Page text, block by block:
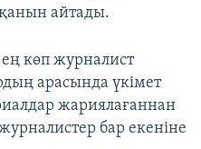
айтады.
көп журналист
арасында үкімет
жариялағаннан
бар екеніне